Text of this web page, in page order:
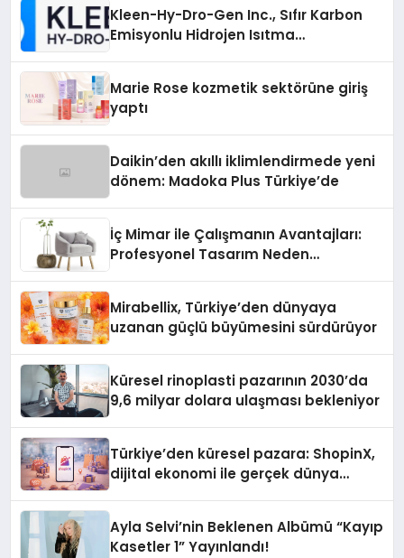
Kleen-Hy-Dro-Gen Inc., Sıfır Karbon
Emisyonlu Hidrojen Isıtma
Marie Rose kozmetik sektörüne giriş
yaptı
Daikin’den akıllı iklimlendirmede yeni
dönem: Madoka Plus Türkiye’de
İç Mimar ile Çalışmanın Avantajları:
Profesyonel Tasarım Neden
Mirabellix, Türkiye’den dünyaya
uzanan güçlü büyümesini sürdürüyor
Küresel rinoplasti pazarının 2030’da
9,6 milyar dolara ulaşması bekleniyor
Türkiye’den küresel pazara: ShopinX,
dijital ekonomi ile gerçek dünya
Ayla Selvi’nin Beklenen Albümü “Kayıp
Kasetler 1” Yayınlandı!